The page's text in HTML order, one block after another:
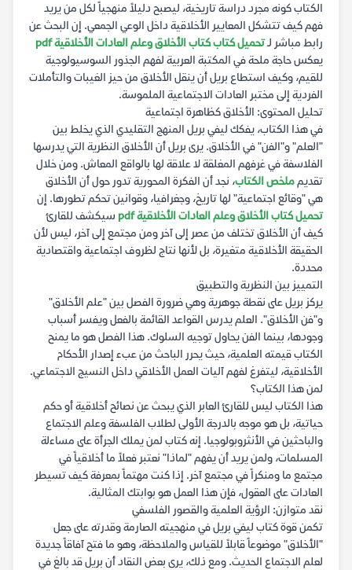
الكتاب كونه مجرد دراسة تاريخية، ليصبح دليلاً منهجياً لكل من يريد
فهم كيف تتشكل المعايير الأخلاقية داخل الوعي الجمعي. إن البحث عن
رابط مباشر لـتحميل كتاب كتاب الأخلاق وعلم العادات الأخلاقية pdf
يعكس حاجة ملحة في المكتبة العربية لفهم الجذور السوسيولوجية
للقيم، وكيف استطاع بريل أن ينقل الأخلاق من حيز الغيبات والتأملات
الفردية إلى مختبر العادات الاجتماعية الملموسة.
تحليل المحتوى: الأخلاق كظاهرة اجتماعية
في هذا الكتاب، يفكك ليفي بريل المنهج التقليدي الذي يخلط بين
"العلم" و"الفن" في الأخلاق. يرى بريل أن الأخلاق النظرية التي يدرسها
الفلاسفة في غرفهم المغلقة لا علاقة لها بالواقع المعاش. ومن خلال
تقديمملخص الكتاب، نجد أن الفكرة المحورية تدور حول أن الأخلاق
هي "وقائع اجتماعية" لها تاريخ، وجغرافيا، وقوانين تحكم تطورها. إن
تحميل كتاب الأخلاق وعلم العادات الأخلاقية pdf
سيكشف للقارئ
كيف أن الأخلاق تختلف من عصر إلى آخر ومن مجتمع إلى آخر، ليس لأن
الحقيقة الأخلاقية متغيرة، بل لأنها نتاج لظروف اجتماعية واقتصادية
محددة.
التمييز بين النظرية والتطبيق
يركز بريل على نقطة جوهرية وهي ضرورة الفصل بين "علم الأخلاق"
و"فن الأخلاق". العلم يدرس القواعد القائمة بالفعل ويفسر أسباب
وجودها، بينما الفن يحاول توجيه السلوك. هذا الفصل هو ما يمنح
الكتاب قيمته العلمية، حيث يحرر الباحث من عبء إصدار الأحكام
الأخلاقية، ليتفرغ لفهم آليات العمل الأخلاقي داخل النسيج الاجتماعي.
لمن هذا الكتاب؟
هذا الكتاب ليس للقارئ العابر الذي يبحث عن نصائح أخلاقية أو حكم
حياتية، بل هو موجه بالدرجة الأولى لطلاب الفلسفة وعلم الاجتماع
والباحثين في الأنثروبولوجيا. إنه كتاب لمن يملك الجرأة على مساءلة
المسلمات، ولمن يريد أن يفهم "لماذا" نعتبر فعلاً ما أخلاقياً في
مجتمع ما ومنكراً في مجتمع آخر. إذا كنت مهتماً بمعرفة كيف تسيطر
العادات على العقول، فإن هذا العمل هو بوابتك المثالية.
نقد متوازن: الرؤية العلمية والقصور الفلسفي
تكمن قوة كتاب ليفي بريل في منهجيته الصارمة وقدرته على جعل
"الأخلاق" موضوعاً قابلاً للقياس والملاحظة، وهو ما فتح آفاقاً جديدة
لعلم الاجتماع الحديث. ومع ذلك، يرى بعض النقاد أن بريل قد بالغ في